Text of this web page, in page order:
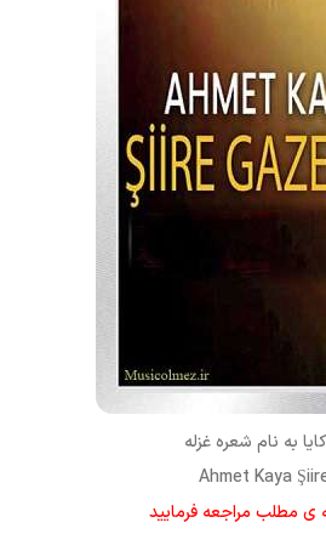
به نام شعره غزله
ی مطلب مراجعه فرمایید